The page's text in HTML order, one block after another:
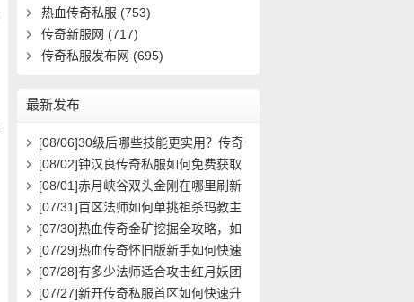
热血传奇私服 (753)
传奇新服网 (717)
传奇私服发布网 (695)
最新发布
[08/06]30级后哪些技能更实用？传奇
玩家必看攻略
[08/02]钟汉良传奇私服如何免费获取
高级装备与快速升级攻略？
[08/01]赤月峡谷双头金刚在哪里刷新
具体位置坐标是什么？
[07/31]百区法师如何单挑祖杀玛教主
求高效打法？
[07/30]热血传奇金矿挖掘全攻略，如
何高效挖矿？
[07/29]热血传奇怀旧版新手如何快速
起步？前期必做任务与升级技巧有哪
些？
[07/28]有多少法师适合攻击红月妖团
队？
[07/27]新开传奇私服首区如何快速升